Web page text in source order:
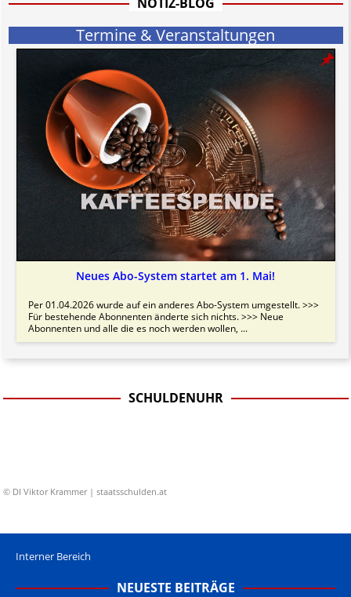
Termine & Veranstaltungen
Neues Abo-System startet am 1. Mai!
Per 01.04.2026 wurde auf ein anderes Abo-System umgestellt. >>>
Für bestehende Abonnenten änderte sich nichts. >>> Neue
Abonnenten und alle die es noch werden wollen, ...
SCHULDENUHR
© DI Viktor Krammer | staatsschulden.at
Interner Bereich
NEUESTE BEITRÄGE